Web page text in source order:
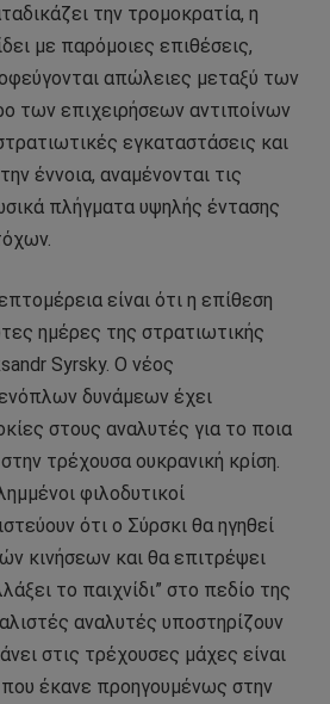
την τρομοκρατία, η
με παρόμοιες επιθέσεις,
απώλειες μεταξύ των
των επιχειρήσεων αντιποίνων
εγκαταστάσεις και
έννοια, αναμένονται τις
πλήγματα υψηλής έντασης
είναι ότι η επίθεση
ημέρες της στρατιωτικής
Syrsky. Ο νέος
δυνάμεων έχει
στους αναλυτές για το ποια
τρέχουσα ουκρανική κρίση.
φιλοδυτικοί
ότι ο Σύρσκι θα ηγηθεί
κινήσεων και θα επιτρέψει
το παιχνίδι” στο πεδίο της
αναλυτές υποστηρίζουν
στις τρέχουσες μάχες είναι
έκανε προηγουμένως στην